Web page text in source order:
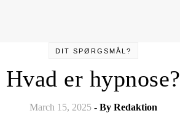
DIT SPØRGSMÅL?
Hvad er hypnose?
March 15, 2025 - By Redaktion